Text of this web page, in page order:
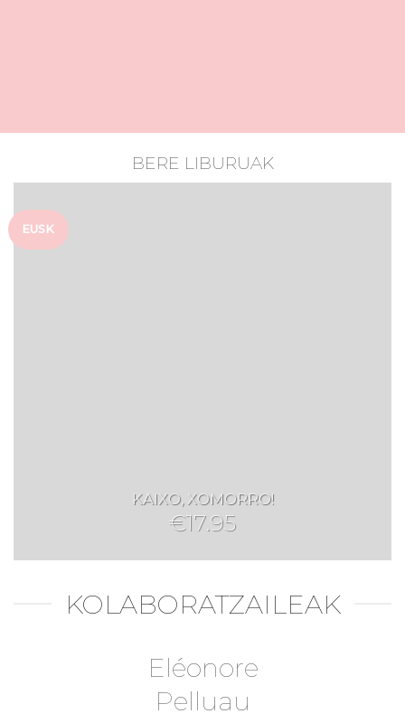
BERE LIBURUAK
EUSK
KAIXO, XOMORRO!
€17.95
KOLABORATZAILEAK
Eléonore
Pelluau